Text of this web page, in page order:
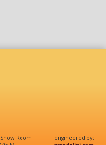
Show Room
engineered by: